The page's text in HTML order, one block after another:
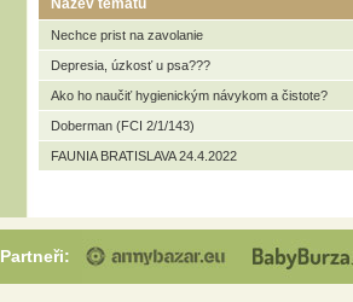
Název tématu
Nechce prist na zavolanie
Depresia, úzkosť u psa???
Ako ho naučiť hygienickým návykom a čistote?
Doberman (FCI 2/1/143)
FAUNIA BRATISLAVA 24.4.2022
Partneři: